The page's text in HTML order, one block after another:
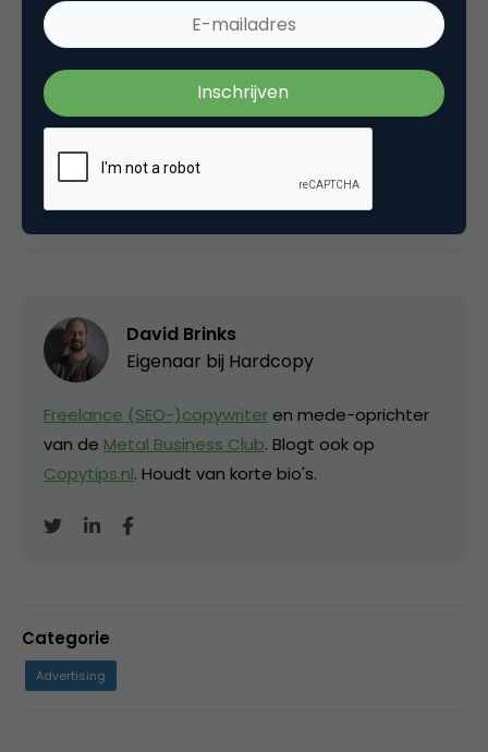
Nederland. Aan de andere kant: niemand zit op oud
bier te wachten…
Deel dit artikel
Kopieer link
David Brinks
Eigenaar bij Hardcopy
Freelance (SEO-)copywriter en mede-oprichter
van de Metal Business Club. Blogt ook op
Copytips.nl. Houdt van korte bio's.
Categorie
Advertising